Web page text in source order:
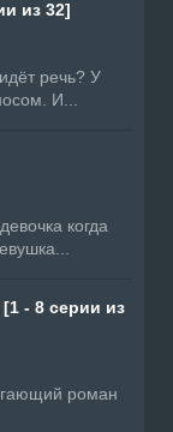
из 32]
речь? У
И...
когда
- 8 серии из
роман